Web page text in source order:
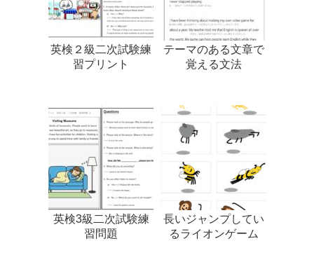
英検２級二次試験練
習プリント
テーマのある文章で
覚える文法
英検3級二次試験練
習問題
長いジャンプしてい
るライオンゲーム